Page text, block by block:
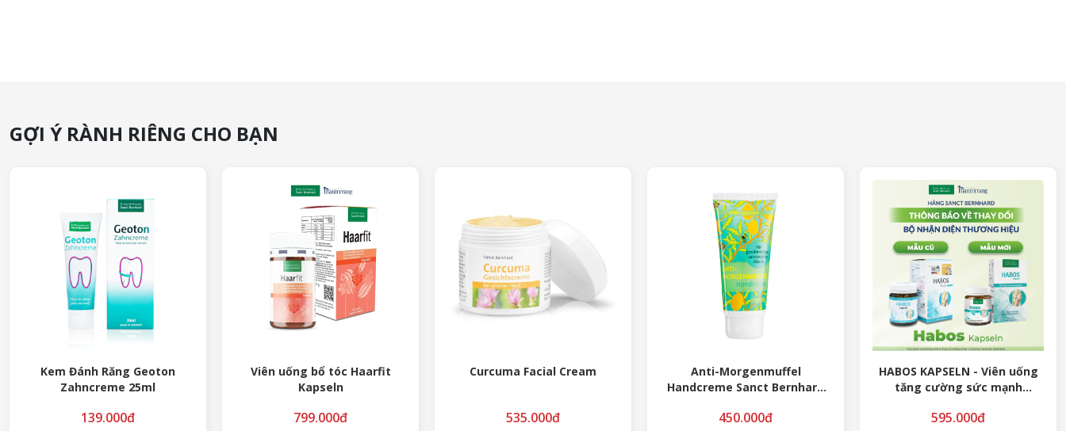
GỢI Ý RÀNH RIÊNG CHO BẠN
Kem Đánh Răng Geoton
Zahncreme 25ml
139.000đ
Viên uống bổ tóc Haarfit
Kapseln
799.000đ
Curcuma Facial Cream
535.000đ
Anti-Morgenmuffel
Handcreme Sanct Bernhard
chanh)
450.000đ
HABOS KAPSELN - Viên uống
tăng cường sức mạnh
595.000đ